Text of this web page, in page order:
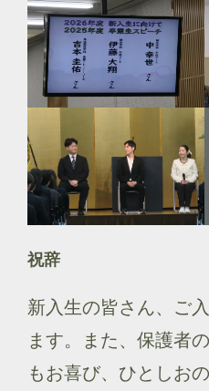
祝辞
新入生の皆さん、ご
ます。また、保護者
もお喜び、ひとしお